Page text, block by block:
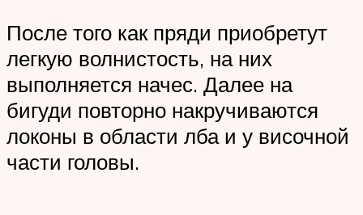
После того как пряди приобретут
легкую волнистость, на них
выполняется начес. Далее на
бигуди повторно накручиваются
локоны в области лба и у височной
части головы.